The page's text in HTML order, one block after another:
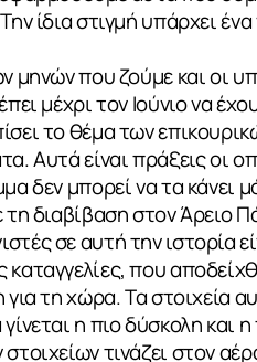
ίδια στιγμή υπάρχει
μηνών που ζούμε και οι
μέχρι τον Ιούνιο να
το θέμα των
Αυτά είναι πράξεις οι
δεν μπορεί να τα κάνει
τη διαβίβαση στον Άρειο
σε αυτή την ιστορία
που
για τη χώρα. Τα στοιχεία
η πιο δύσκολη
τινάζει στον